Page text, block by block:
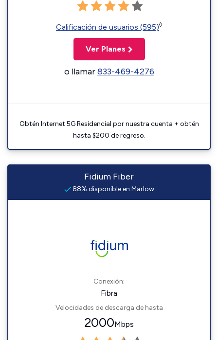
Calificación de usuarios (595)◊
Ver Planes
o llamar833-469-4276
Obtén Internet 5G Residencial por nuestra cuenta + obtén
hasta $200 de regreso.
Fidium Fiber
88% disponible en Marlow
Conexión:
Fibra
Velocidades de descarga de hasta
2000Mbps